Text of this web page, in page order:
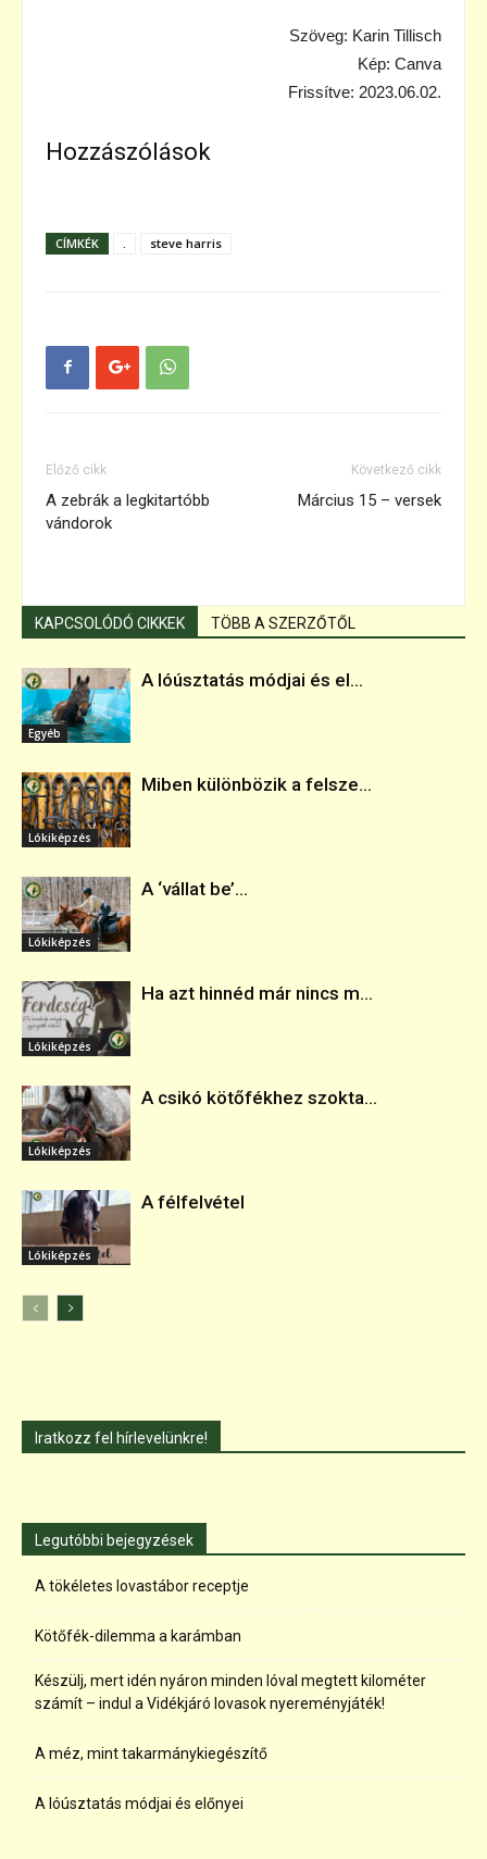
Szöveg: Karin Tillisch
Kép: Canva
Frissítve: 2023.06.02.
Hozzászólások
CÍMKÉK steve harris
Előző cikk
A zebrák a legkitartóbb
vándorok
Következő cikk
Március 15 – versek
KAPCSOLÓDÓ CIKKEK TÖBB A SZERZŐTŐL
Egyéb
A lóúsztatás módjai és el...
Lókiképzés
Miben különbözik a felsze...
Lókiképzés
A ‘vállat be’...
Lókiképzés
Ha azt hinnéd már nincs m...
Lókiképzés
A csikó kötőfékhez szokta...
Lókiképzés
A félfelvétel
Iratkozz fel hírlevelünkre!
Legutóbbi bejegyzések
A tökéletes lovastábor receptje
Kötőfék-dilemma a karámban
Készülj, mert idén nyáron minden lóval megtett kilométer
számít – indul a Vidékjáró lovasok nyereményjáték!
A méz, mint takarmánykiegészítő
A lóúsztatás módjai és előnyei